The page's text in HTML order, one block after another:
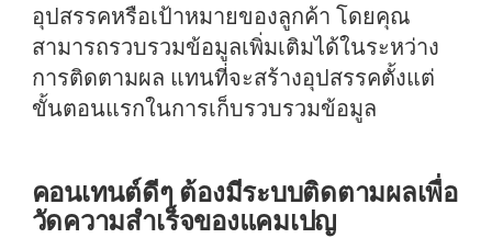
อุปสรรคหรือเป้าหมายของลูกค้า โดยคุณ
สามารถรวบรวมข้อมูลเพิ่มเติมได้ในระหว่าง
การติดตามผล แทนที่จะสร้างอุปสรรคตั้งแต่
ขั้นตอนแรกในการเก็บรวบรวมข้อมูล
คอนเทนต์ดีๆ ต้องมีระบบติดตามผลเพื่อ
วัดความสำเร็จของแคมเปญ